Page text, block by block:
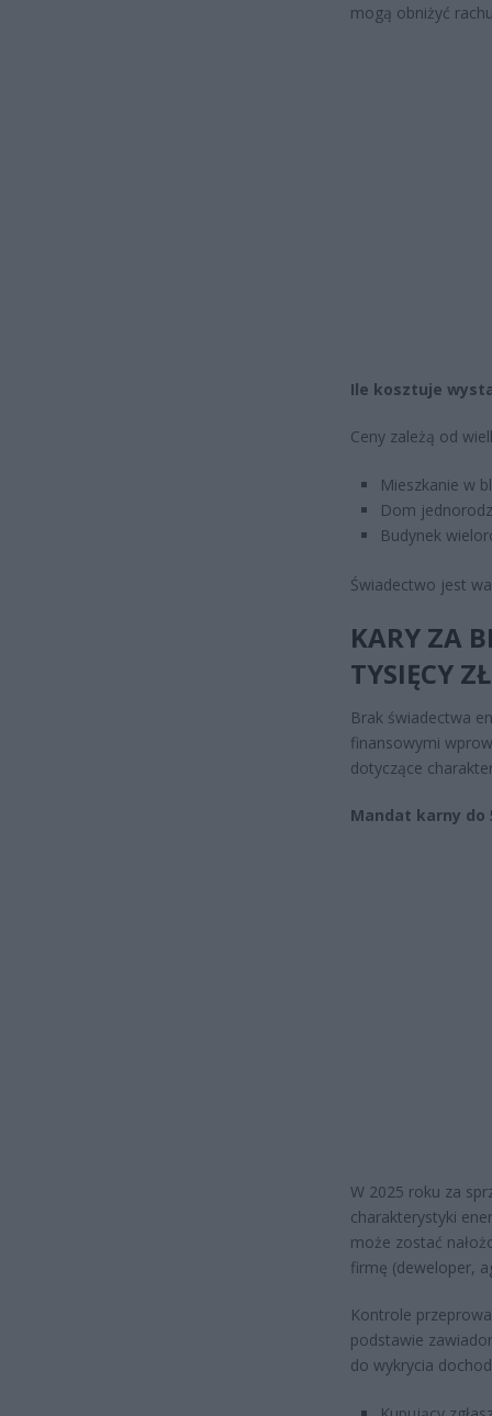
mogą obniżyć
Ile kosztuje
Ceny zależą od
Mieszkanie w
Dom
Budynek
Świadectwo jest
KARY ZA
TYSIĘCY
Brak świadectwa
finansowymi
dotyczące
Mandat karny do
W 2025 roku za
charakterystyki
może zostać
firmę (deweloper,
Kontrole
podstawie
do wykrycia